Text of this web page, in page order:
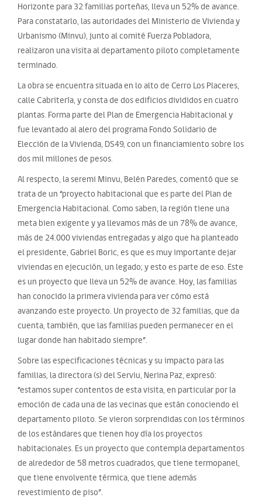
Horizonte para 32 familias porteñas, lleva un 52% de avance.
Para constatarlo, las autoridades del Ministerio de Vivienda y
Urbanismo (Minvu), junto al comité Fuerza Pobladora,
realizaron una visita al departamento piloto completamente
terminado.
La obra se encuentra situada en lo alto de Cerro Los Placeres,
calle Cabritería, y consta de dos edificios divididos en cuatro
plantas. Forma parte del Plan de Emergencia Habitacional y
fue levantado al alero del programa Fondo Solidario de
Elección de la Vivienda, DS49, con un financiamiento sobre los
dos mil millones de pesos.
Al respecto, la seremi Minvu, Belén Paredes, comentó que se
trata de un “proyecto habitacional que es parte del Plan de
Emergencia Habitacional. Como saben, la región tiene una
meta bien exigente y ya llevamos más de un 78% de avance,
más de 24.000 viviendas entregadas y algo que ha planteado
el presidente, Gabriel Boric, es que es muy importante dejar
viviendas en ejecución, un legado; y esto es parte de eso. Este
es un proyecto que lleva un 52% de avance. Hoy, las familias
han conocido la primera vivienda para ver cómo está
avanzando este proyecto. Un proyecto de 32 familias, que da
cuenta, también, que las familias pueden permanecer en el
lugar donde han habitado siempre”.
Sobre las especificaciones técnicas y su impacto para las
familias, la directora (s) del Serviu, Nerina Paz, expresó:
“estamos super contentos de esta visita, en particular por la
emoción de cada una de las vecinas que están conociendo el
departamento piloto. Se vieron sorprendidas con los términos
de los estándares que tienen hoy día los proyectos
habitacionales. Es un proyecto que contempla departamentos
de alrededor de 58 metros cuadrados, que tiene termopanel,
que tiene envolvente térmica, que tiene además
revestimiento de piso”.